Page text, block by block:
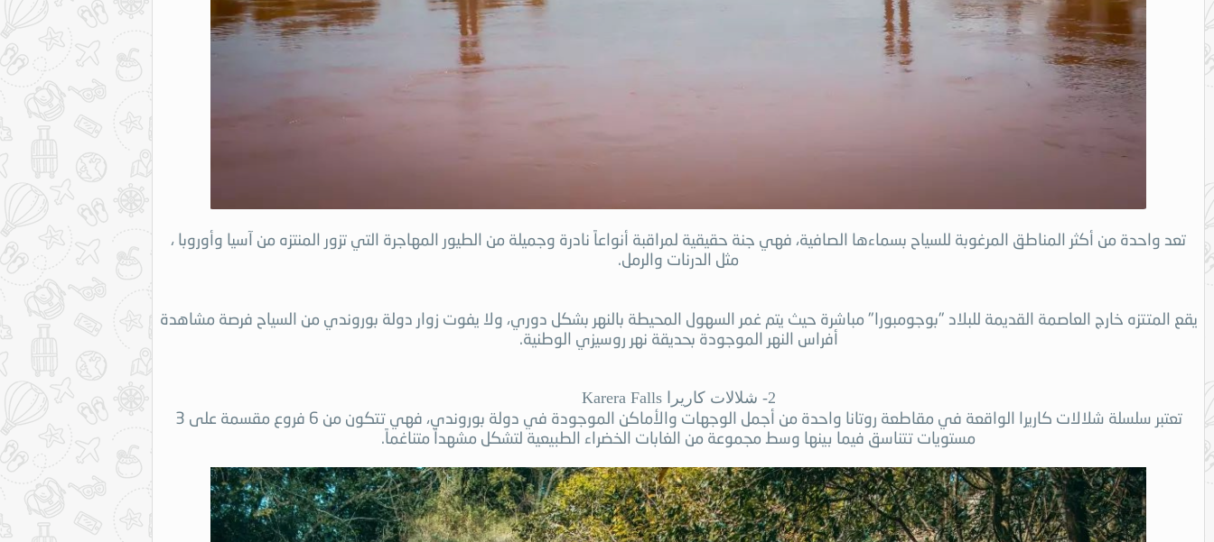
تعد واحدة من أكثر المناطق المرغوبة للسياح بسماءها الصافية، فهي جنة حقيقية لمراقبة أنواعاً نادرة وجميلة من الطيور المهاجرة التي تزور المنتزه من آسيا وأوروبا ،
مثل الدرنات والرمل.
يقع المتتزه خارج العاصمة القديمة للبلاد "بوجومبورا" مباشرة حيث يتم غمر السهول المحيطة بالنهر بشكل دوري، ولا يفوت زوار دولة بوروندي من السياح فرصة مشاهدة
أفراس النهر الموجودة بحديقة نهر روسيزي الوطنية.
2- شلالات كاريرا Karera Falls
تعتبر سلسلة شلالات كاريرا الواقعة في مقاطعة روتانا واحدة من أجمل الوجهات والأماكن الموجودة في دولة بوروندي، فهي تتكون من 6 فروع مقسمة على 3
مستويات تتناسق فيما بينها وسط مجموعة من الغابات الخضراء الطبيعية لتشكل مشهداً متناغماً.